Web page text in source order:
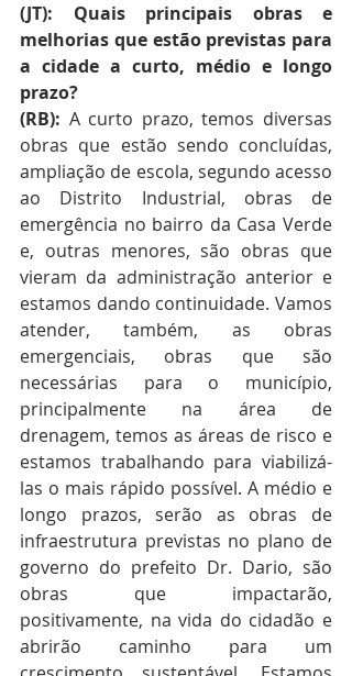
(JT): Quais principais obras e
melhorias que estão previstas para
a cidade a curto, médio e longo
prazo?
(RB): A curto prazo, temos diversas
obras que estão sendo concluídas,
ampliação de escola, segundo acesso
ao Distrito Industrial, obras de
emergência no bairro da Casa Verde
e, outras menores, são obras que
vieram da administração anterior e
estamos dando continuidade. Vamos
atender, também, as obras
emergenciais, obras que são
necessárias para o município,
principalmente na área de
drenagem, temos as áreas de risco e
estamos trabalhando para viabilizá-
las o mais rápido possível. A médio e
longo prazos, serão as obras de
infraestrutura previstas no plano de
governo do prefeito Dr. Dario, são
obras que impactarão,
positivamente, na vida do cidadão e
abrirão caminho para um